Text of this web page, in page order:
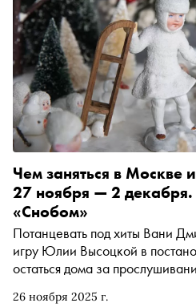
26 ноября 2025 г.
Чем заняться в Москве
27 ноября — 2 декабря.
«Снобом»
Потанцевать под хиты Вани
игру Юлии Высоцкой в
остаться дома за